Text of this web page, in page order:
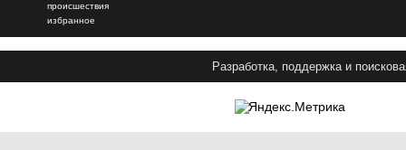
происшествия
избранное
Разработка, поддержка и